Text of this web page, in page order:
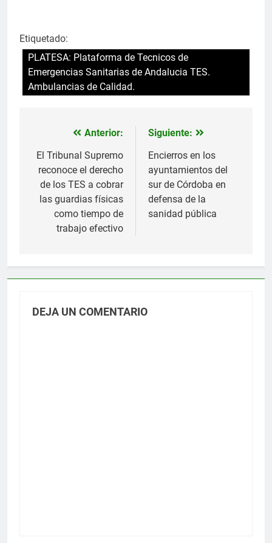
Etiquetado:
PLATESA: Plataforma de Tecnicos de
Emergencias Sanitarias de Andalucia TES.
Ambulancias de Calidad.
Navegación
de
entradas
Anterior:
El Tribunal Supremo
reconoce el derecho
de los TES a cobrar
las guardias físicas
como tiempo de
trabajo efectivo
Siguiente:
Encierros en los
ayuntamientos del
sur de Córdoba en
defensa de la
sanidad pública
DEJA UN COMENTARIO